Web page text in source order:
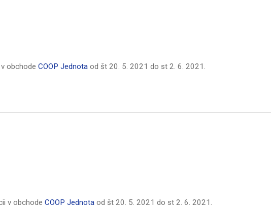
obchode COOP Jednotaod št 20. 5. 2021 do st 2. 6. 2021 .
v obchode COOP Jednotaod št 20. 5. 2021 do st 2. 6. 2021 .